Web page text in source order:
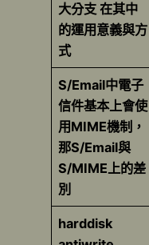
大分支 在其中
的運用意義與方
式
S/Email中電子
信件基本上會使
用MIME機制，
那S/Email與
S/MIME上的差
別
harddisk